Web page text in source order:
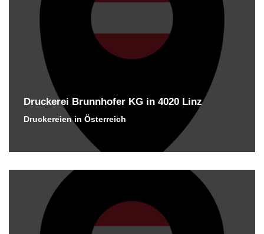
Druckerei Brunnhofer KG in 4020 Linz
Druckereien in Österreich